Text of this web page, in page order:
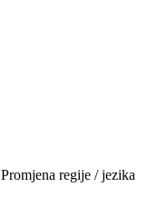
Promjena regije / jezika